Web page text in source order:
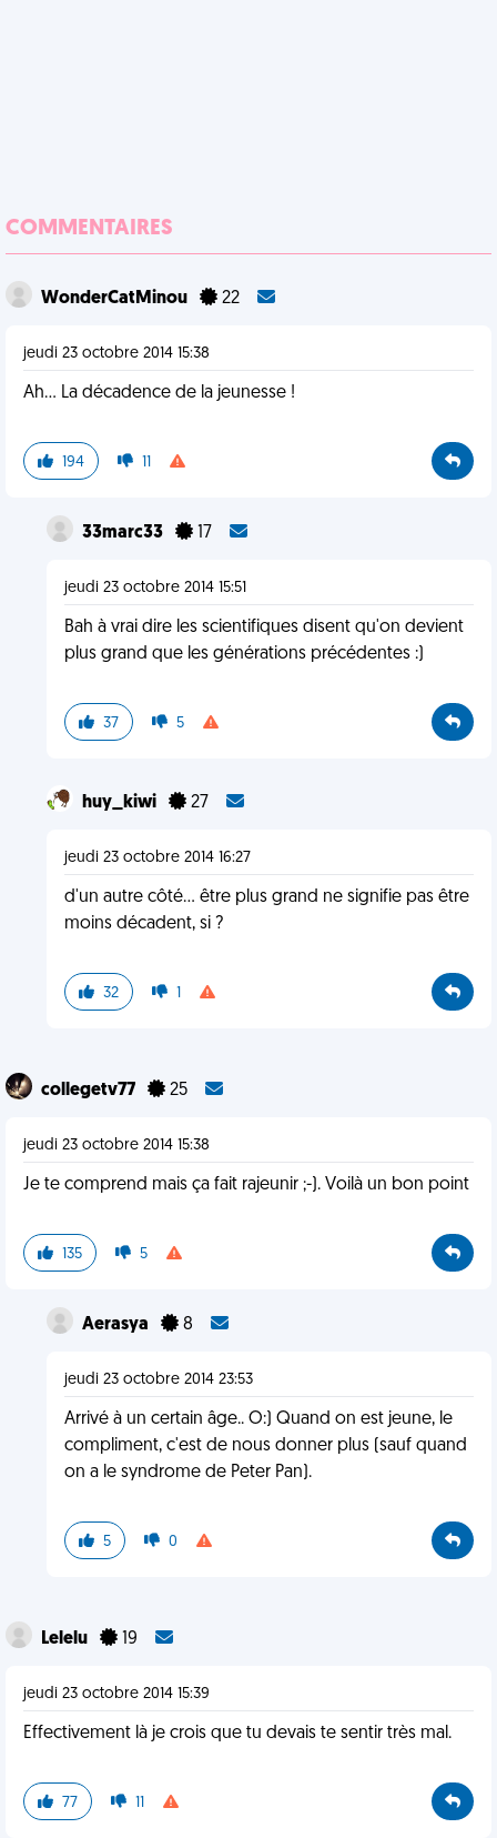
COMMENTAIRES
WonderCatMinou 22
jeudi 23 octobre 2014 15:38
Ah... La décadence de la jeunesse !
194 11
33marc33 17
jeudi 23 octobre 2014 15:51
Bah à vrai dire les scientifiques disent qu'on devient
plus grand que les générations précédentes :)
37 5
huy_kiwi 27
jeudi 23 octobre 2014 16:27
d'un autre côté... être plus grand ne signifie pas être
moins décadent, si ?
32 1
collegetv77 25
jeudi 23 octobre 2014 15:38
Je te comprend mais ça fait rajeunir ;-). Voilà un bon point
135 5
Aerasya 8
jeudi 23 octobre 2014 23:53
Arrivé à un certain âge.. O:) Quand on est jeune, le
compliment, c'est de nous donner plus (sauf quand
on a le syndrome de Peter Pan).
5 0
Lelelu 19
jeudi 23 octobre 2014 15:39
Effectivement là je crois que tu devais te sentir très mal.
77 11